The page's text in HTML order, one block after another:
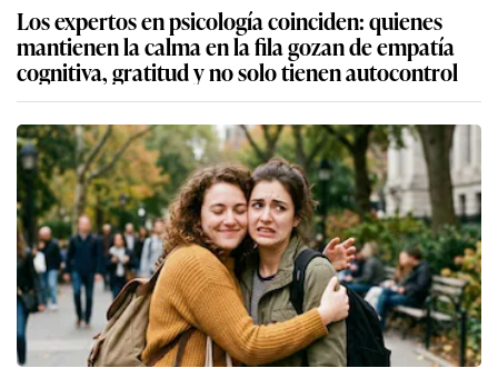
Los expertos en psicología coinciden: quienes
mantienen la calma en la fila gozan de empatía
cognitiva, gratitud y no solo tienen autocontrol